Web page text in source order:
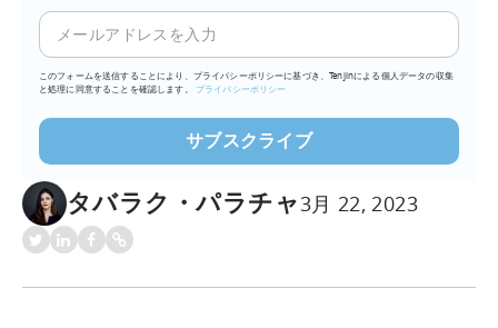
このフォームを送信することにより、プライバシーポリシーに基づき、Tenjinによる個人データの収集
と処理に同意することを確認します。
プライバシーポリシー
タバラク・パラチャ3月 22, 2023